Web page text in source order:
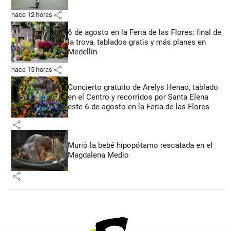
hace 12 horas share
6 de agosto en la Feria de las Flores: final de
la trova, tablados gratis y más planes en
Medellín
hace 15 horas share
Concierto gratuito de Arelys Henao, tablado
en el Centro y recorridos por Santa Elena
este 6 de agosto en la Feria de las Flores
share
Murió la bebé hipopótamo rescatada en el
Magdalena Medio
share